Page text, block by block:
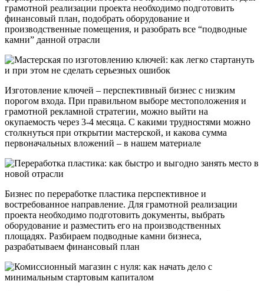
грамотной реализации проекта необходимо подготовить
финансовый план, подобрать оборудование и
производственные помещения, и разобрать все “подводные
камни” данной отрасли
Изготовление ключей – перспективный бизнес с низким
порогом входа. При правильном выборе местоположения и
грамотной рекламной стратегии, можно выйти на
окупаемость через 3-4 месяца. С какими трудностями можно
столкнуться при открытии мастерской, и какова сумма
первоначальных вложений – в нашем материале
Бизнес по переработке пластика перспективное и
востребованное направление. Для грамотной реализации
проекта необходимо подготовить документы, выбрать
оборудование и разместить его на производственных
площадях. Разбираем подводные камни бизнеса,
разрабатываем финансовый план